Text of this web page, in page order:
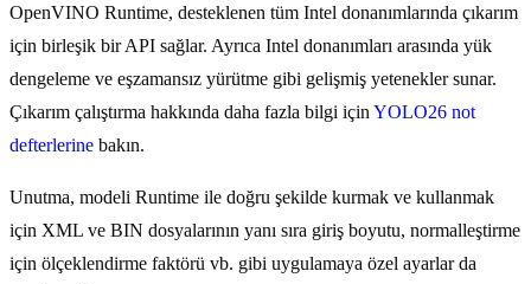
OpenVINO Runtime, desteklenen tüm Intel donanımlarında çıkarım
için birleşik bir API sağlar. Ayrıca Intel donanımları arasında yük
dengeleme ve eşzamansız yürütme gibi gelişmiş yetenekler sunar.
Çıkarım çalıştırma hakkında daha fazla bilgi için YOLO26 not
defterlerine bakın.
Unutma, modeli Runtime ile doğru şekilde kurmak ve kullanmak
için XML ve BIN dosyalarının yanı sıra giriş boyutu, normalleştirme
için ölçeklendirme faktörü vb. gibi uygulamaya özel ayarlar da